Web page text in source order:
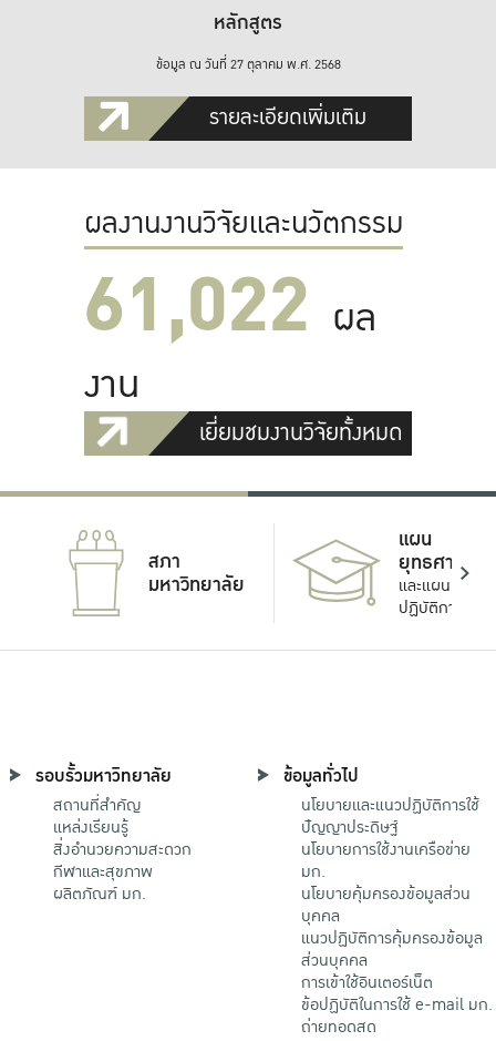
หลักสูตร
ข้อมูล ณ วันที่ 27 ตุลาคม พ.ศ. 2568
รายละเอียดเพิ่มเติม
ผลงานงานวิจัยและนวัตกรรม
61,022 ผล
งาน
เยี่ยมชมงานวิจัยทั้งหมด
สภา
มหาวิทยาลัย
แผน
ยุทธศาสตร์
และแผน
ปฏิบัติการ
รอบรั้วมหาวิทยาลัย
สถานที่สำคัญ
แหล่งเรียนรู้
สิ่งอำนวยความสะดวก
กีฬาและสุขภาพ
ผลิตภัณฑ์ มก.
ข้อมูลทั่วไป
นโยบายและแนวปฏิบัติการใช้
ปัญญาประดิษฐ์
นโยบายการใช้งานเครือข่าย
มก.
นโยบายคุ้มครองข้อมูลส่วน
บุคคล
แนวปฏิบัติการคุ้มครองข้อมูล
ส่วนบุคคล
การเข้าใช้อินเตอร์เน็ต
ข้อปฏิบัติในการใช้ e-mail มก.
ถ่ายทอดสด